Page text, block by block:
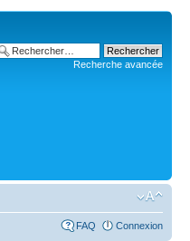
Recherche avancée
FAQ Connexion